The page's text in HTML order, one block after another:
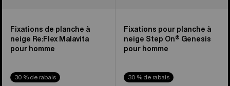
Fixations de planche à
neige Re:Flex Malavita
pour homme
30 % de rabais
Fixations pour planche à
neige Step On® Genesis
pour homme
30 % de rabais